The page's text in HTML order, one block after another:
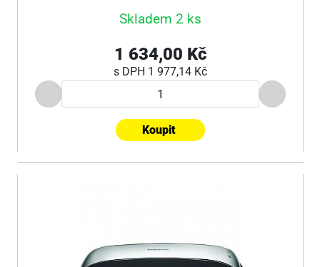
Skladem 2 ks
1 634,00 Kč
s DPH 1 977,14 Kč
Koupit